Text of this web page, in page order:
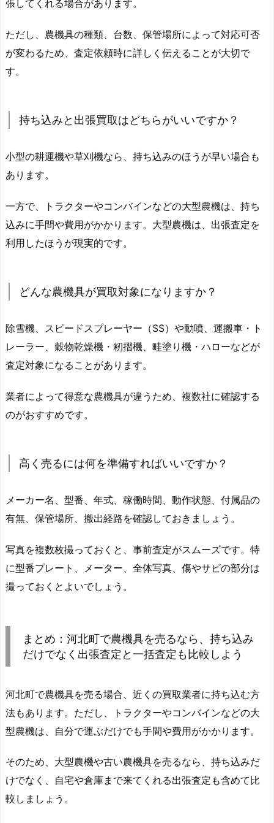
張してくれる場合があります。
ただし、農機具の種類、台数、保管場所によって対応可否
が変わるため、査定依頼時に詳しく伝えることが大切で
す。
持ち込みと出張買取はどちらがいいですか？
小型の耕運機や草刈機なら、持ち込みのほうが早い場合も
あります。
一方で、トラクターやコンバインなどの大型農機は、持ち
込みに手間や費用がかかります。大型農機は、出張査定を
利用したほうが現実的です。
どんな農機具が買取対象になりますか？
除雪機、スピードスプレーヤー（SS）や動噴、運搬車・ト
レーラー、穀物乾燥機・籾摺機、畦塗り機・ハローなどが
査定対象になることがあります。
業者によって得意な農機具が違うため、複数社に確認する
のがおすすめです。
高く売るには何を準備すればいいですか？
メーカー名、型番、年式、稼働時間、動作状態、付属品の
有無、保管場所、搬出経路を確認しておきましょう。
写真を複数枚撮っておくと、事前査定がスムーズです。特
に型番プレート、メーター、全体写真、傷やサビの部分は
撮っておくとよいでしょう。
まとめ：河北町で農機具を売るなら、持ち込み
だけでなく出張査定と一括査定も比較しよう
河北町で農機具を売る場合、近くの買取業者に持ち込む方
法もあります。ただし、トラクターやコンバインなどの大
型農機は、自分で運ぶだけでも手間や費用がかかります。
そのため、大型農機や古い農機具を売るなら、持ち込みだ
けでなく、自宅や倉庫まで来てくれる出張査定も含めて比
較しましょう。